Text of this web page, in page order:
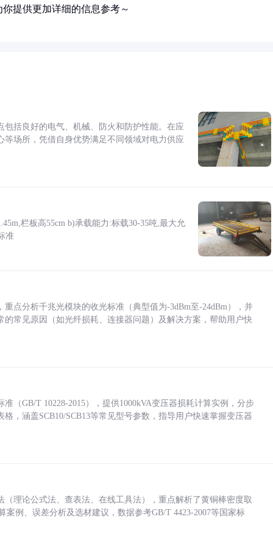
提供更加详细的信息参考～
括良好的电气、机械、防火和防护性能。在应
场所，凭借自身优势满足不同领域对电力供应
栏板高55cm b)承载能力:标载30-35吨,最大允
准
点分析千兆光模块的收光标准（典型值为-3dBm至-24dBm），并
常见原因（如光纤损耗、连接器问题）及解决方案，帮助用户快
（GB/T 10228-2015），提供1000kVA变压器损耗计算实例，分步
，涵盖SCB10/SCB13等常见型号参数，指导用户快速掌握变压器
理论公式法、查表法、在线工具法），重点解析了黄铜棒密度取
案例、误差分析及选材建议，数据参考GB/T 4423-2007等国家标